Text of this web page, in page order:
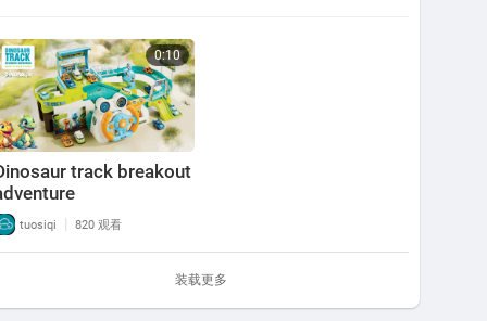
0:10
track breakout
tuosiqi | 820 观看
装载更多